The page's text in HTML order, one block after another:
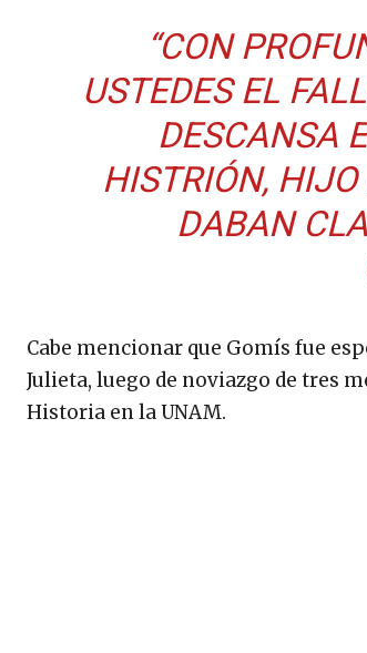
“CON
USTEDES EL
DESCANSA
HISTRIÓN, HIJO
DABAN
Cabe mencionar que Gomís fue
Julieta, luego de noviazgo de tres
Historia en la UNAM.